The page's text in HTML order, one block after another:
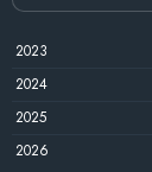
2023
2024
2025
2026